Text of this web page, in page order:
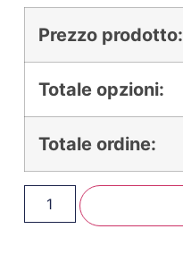
Prezzo prodotto:
Totale opzioni:
Totale ordine: